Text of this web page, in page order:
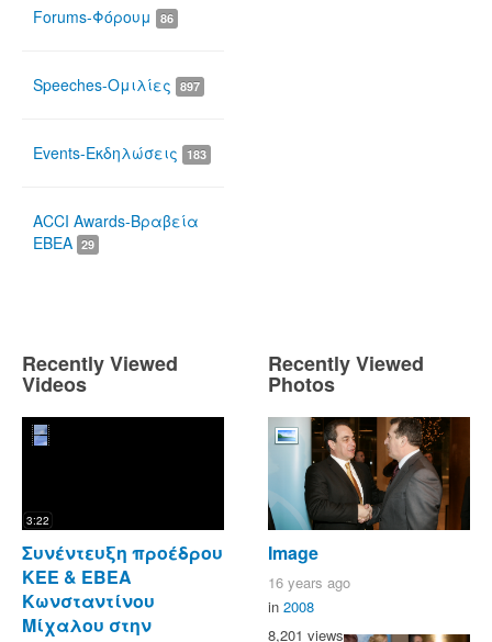
Forums-Φόρουμ 86
Speeches-Ομιλίες 897
Events-Εκδηλώσεις 183
ACCI Awards-Βραβεία
ΕΒΕΑ 29
Recently Viewed
Videos
3:22
Συνέντευξη προέδρου
ΚΕΕ & ΕΒΕΑ
Κωνσταντίνου
Μίχαλου στην
Recently Viewed
Photos
Image
16 years ago
in 2008
8,201 views